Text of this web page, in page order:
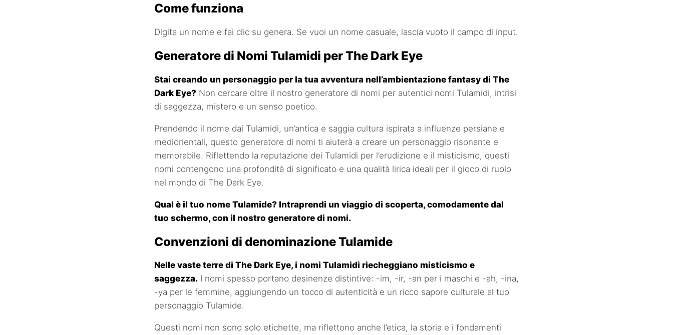
Come funziona
Digita un nome e fai clic su genera. Se vuoi un nome casuale, lascia vuoto il campo di input.
Generatore di Nomi Tulamidi per The Dark Eye
Stai creando un personaggio per la tua avventura nell’ambientazione fantasy di The
Dark Eye? Non cercare oltre il nostro generatore di nomi per autentici nomi Tulamidi, intrisi
di saggezza, mistero e un senso poetico.
Prendendo il nome dai Tulamidi, un’antica e saggia cultura ispirata a influenze persiane e
mediorientali, questo generatore di nomi ti aiuterà a creare un personaggio risonante e
memorabile. Riflettendo la reputazione dei Tulamidi per l’erudizione e il misticismo, questi
nomi contengono una profondità di significato e una qualità lirica ideali per il gioco di ruolo
nel mondo di The Dark Eye.
Qual è il tuo nome Tulamide? Intraprendi un viaggio di scoperta, comodamente dal
tuo schermo, con il nostro generatore di nomi.
Convenzioni di denominazione Tulamide
Nelle vaste terre di The Dark Eye, i nomi Tulamidi riecheggiano misticismo e
saggezza. I nomi spesso portano desinenze distintive: -im, -ir, -an per i maschi e -ah, -ina,
-ya per le femmine, aggiungendo un tocco di autenticità e un ricco sapore culturale al tuo
personaggio Tulamide.
Questi nomi non sono solo etichette, ma riflettono anche l’etica, la storia e i fondamenti